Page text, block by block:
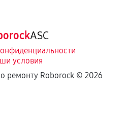
ASC
условия
ремонту Roborock © 2026